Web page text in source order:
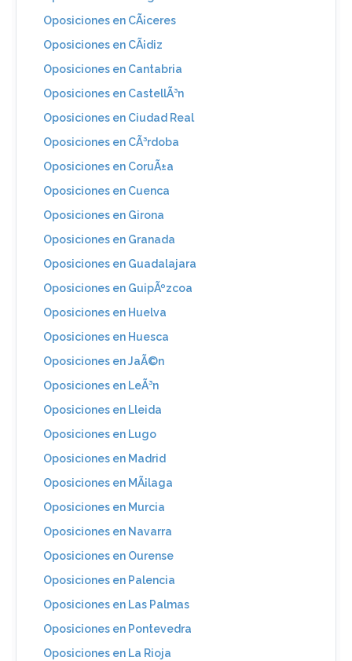
Oposiciones en CÃ¡ceres
Oposiciones en CÃ¡diz
Oposiciones en Cantabria
Oposiciones en CastellÃ³n
Oposiciones en Ciudad Real
Oposiciones en CÃ³rdoba
Oposiciones en CoruÃ±a
Oposiciones en Cuenca
Oposiciones en Girona
Oposiciones en Granada
Oposiciones en Guadalajara
Oposiciones en GuipÃºzcoa
Oposiciones en Huelva
Oposiciones en Huesca
Oposiciones en JaÃ©n
Oposiciones en LeÃ³n
Oposiciones en Lleida
Oposiciones en Lugo
Oposiciones en Madrid
Oposiciones en MÃ¡laga
Oposiciones en Murcia
Oposiciones en Navarra
Oposiciones en Ourense
Oposiciones en Palencia
Oposiciones en Las Palmas
Oposiciones en Pontevedra
Oposiciones en La Rioja